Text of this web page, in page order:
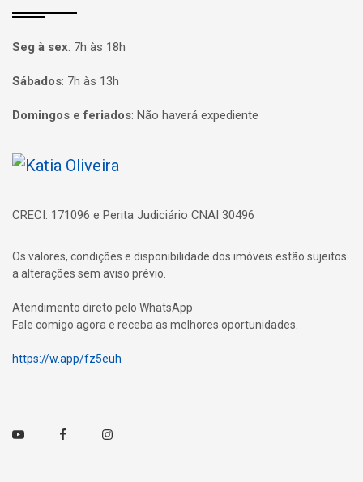
Seg à sex: 7h às 18h
Sábados: 7h às 13h
Domingos e feriados: Não haverá expediente
Página inicial
CRECI: 171096 e Perita Judiciário CNAI 30496
Os valores, condições e disponibilidade dos imóveis estão sujeitos
a alterações sem aviso prévio.
Atendimento direto pelo WhatsApp
Fale comigo agora e receba as melhores oportunidades.
https://w.app/fz5euh
Youtube FacebookInstagram